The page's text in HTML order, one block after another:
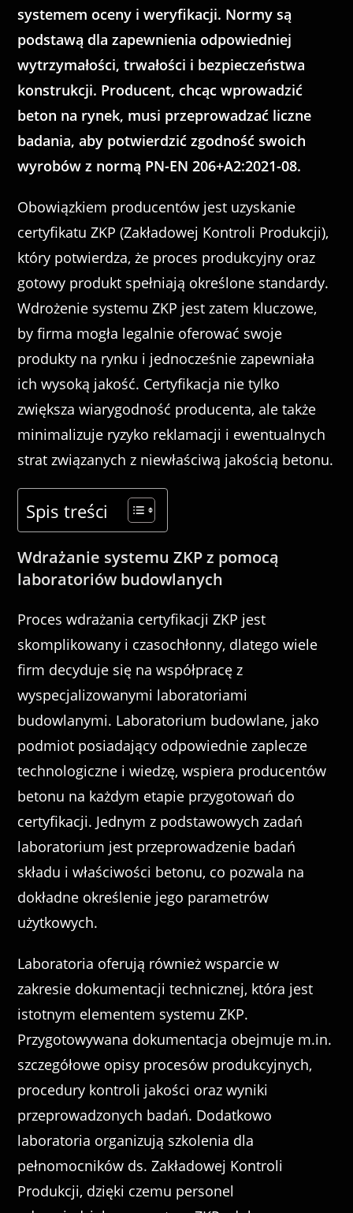
systemem oceny i weryfikacji. Normy są
podstawą dla zapewnienia odpowiedniej
wytrzymałości, trwałości i bezpieczeństwa
konstrukcji. Producent, chcąc wprowadzić
beton na rynek, musi przeprowadzać liczne
badania, aby potwierdzić zgodność swoich
wyrobów z normą PN-EN 206+A2:2021-08.
Obowiązkiem producentów jest uzyskanie
certyfikatu ZKP (Zakładowej Kontroli Produkcji),
który potwierdza, że proces produkcyjny oraz
gotowy produkt spełniają określone standardy.
Wdrożenie systemu ZKP jest zatem kluczowe,
by firma mogła legalnie oferować swoje
produkty na rynku i jednocześnie zapewniała
ich wysoką jakość. Certyfikacja nie tylko
zwiększa wiarygodność producenta, ale także
minimalizuje ryzyko reklamacji i ewentualnych
strat związanych z niewłaściwą jakością betonu.
Spis treści
Wdrażanie systemu ZKP z pomocą
laboratoriów budowlanych
Proces wdrażania certyfikacji ZKP jest
skomplikowany i czasochłonny, dlatego wiele
firm decyduje się na współpracę z
wyspecjalizowanymi laboratoriami
budowlanymi. Laboratorium budowlane, jako
podmiot posiadający odpowiednie zaplecze
technologiczne i wiedzę, wspiera producentów
betonu na każdym etapie przygotowań do
certyfikacji. Jednym z podstawowych zadań
laboratorium jest przeprowadzenie badań
składu i właściwości betonu, co pozwala na
dokładne określenie jego parametrów
użytkowych.
Laboratoria oferują również wsparcie w
zakresie dokumentacji technicznej, która jest
istotnym elementem systemu ZKP.
Przygotowywana dokumentacja obejmuje m.in.
szczegółowe opisy procesów produkcyjnych,
procedury kontroli jakości oraz wyniki
przeprowadzonych badań. Dodatkowo
laboratoria organizują szkolenia dla
pełnomocników ds. Zakładowej Kontroli
Produkcji, dzięki czemu personel